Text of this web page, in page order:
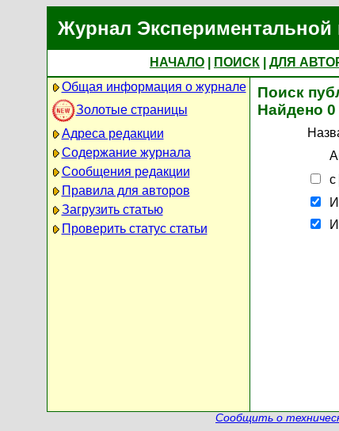
Журнал Экспериментальной
НАЧАЛО ПОИСК ДЛЯ
Общая информация о журнале
Золотые страницы
Адреса редакции
Содержание журнала
Сообщения редакции
Правила для авторов
Загрузить статью
Проверить статус статьи
Поиск
Найдено 0
с
Сообщить о